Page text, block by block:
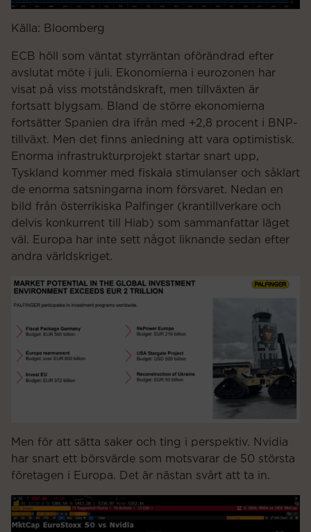
Källa: Bloomberg
ECB höll som väntat styrräntan oförändrad efter
avslutat möte i juli. Ekonomierna i eurozonen har
visat på viss motståndskraft, men tillväxten är
fortsatt blygsam. Bland de större ekonomierna
fortsätter Spanien dra ifrån med +2,8 procent i BNP-
tillväxt. Men det finns anledning att vara optimistisk.
Enorma infrastrukturprojekt startar snart upp,
Tyskland kommer med fiskala stimulanser och såklart
de enorma satsningarna inom försvaret. Nedan en
bild från österrikiska Palfinger (krantillverkare och
delvis konkurrent till Hiab) som sammanfattar läget
väl. Europa har inte sett något liknande sedan efter
andra världskriget.
Men för att sätta saker och ting i perspektiv. Nvidia
har snart ett börsvärde som motsvarar de 50 största
företagen i Europa. Det är nästan svårt att ta in.